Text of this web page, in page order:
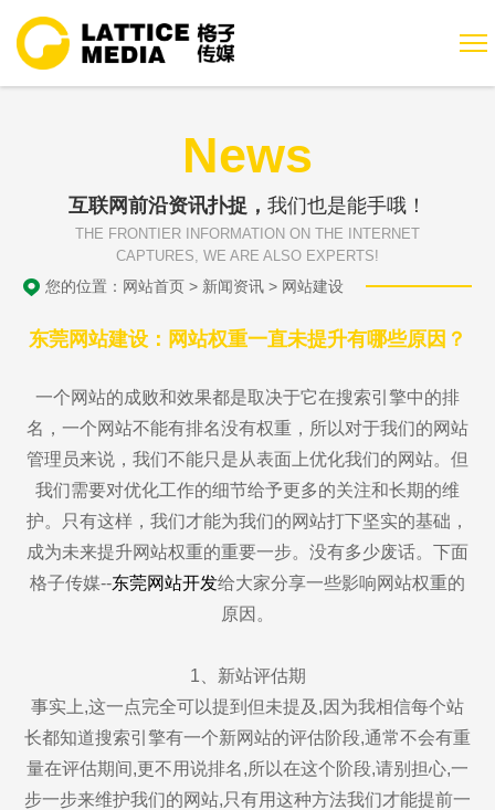
News
互联网前沿资讯扑捉， 我们也是能手哦！
THE FRONTIER INFORMATION ON THE INTERNET
CAPTURES, WE ARE ALSO EXPERTS!
您的位置： 网站首页 > 新闻资讯 > 网站建设
东莞网站建设：网站权重一直未提升有哪些原因？
一个网站的成败和效果都是取决于它在搜索引擎中的排
名，一个网站不能有排名没有权重，所以对于我们的网站
管理员来说，我们不能只是从表面上优化我们的网站。但
我们需要对优化工作的细节给予更多的关注和长期的维
护。只有这样，我们才能为我们的网站打下坚实的基础，
成为未来提升网站权重的重要一步。没有多少废话。下面
格子传媒--东莞网站开发给大家分享一些影响网站权重的
原因。
1、新站评估期
事实上,这一点完全可以提到但未提及,因为我相信每个站
长都知道搜索引擎有一个新网站的评估阶段,通常不会有重
量在评估期间,更不用说排名,所以在这个阶段,请别担心,一
步一步来维护我们的网站,只有用这种方法我们才能提前一